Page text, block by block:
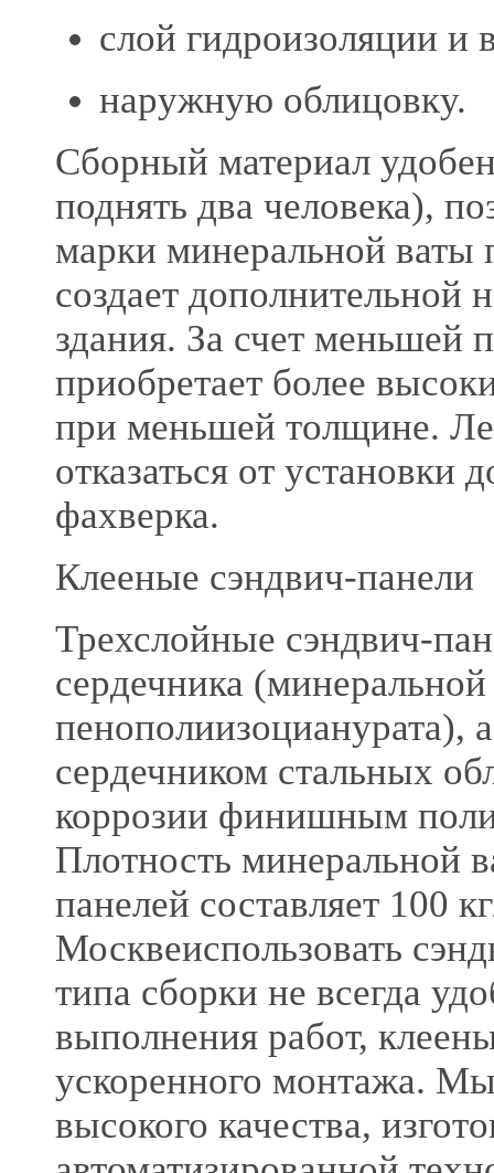
слой гидроизоляции и
наружную облицовку.
Сборный материал
поднять два человека),
марки минеральной ваты
создает дополнительной
здания. За счет меньшей
приобретает более
при меньшей толщине.
отказаться от установки
фахверка.
Клееные сэндвич-панели
Трехслойные сэндвич-
сердечника
пенополиизоцианурата),
сердечником стальных
коррозии финишным
Плотность минеральной
панелей составляет 100
Москвеиспользовать
типа сборки не всегда
выполнения работ,
ускоренного монтажа.
высокого качества,